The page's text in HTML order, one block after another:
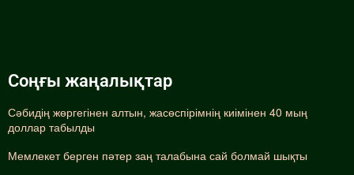
Соңғы жаңалықтар
Сәбидің жөргегінен алтын, жасөспірімнің киімінен 40 мың
доллар табылды
Мемлекет берген пәтер заң талабына сай болмай шықты